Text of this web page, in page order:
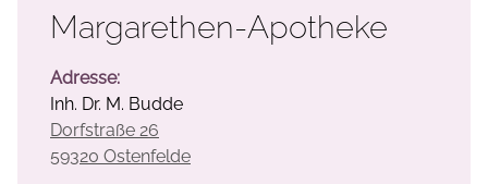
Margarethen-Apotheke
Adresse:
Inh. Dr. M. Budde
Dorfstraße 26
59320 Ostenfelde